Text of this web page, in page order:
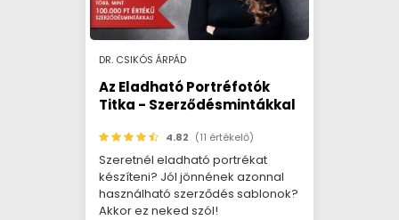
DR. CSIKÓS ÁRPÁD
Az Eladható Portréfotók
Titka - Szerződésmintákkal
4.82 (11 értékelő)
Szeretnél eladható portrékat
készíteni? Jól jönnének azonnal
használható szerződés sablonok?
Akkor ez neked szól!